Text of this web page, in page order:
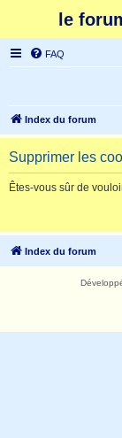
le
FAQ
Index du forum
Supprimer les
Êtes-vous sûr de
Index du forum